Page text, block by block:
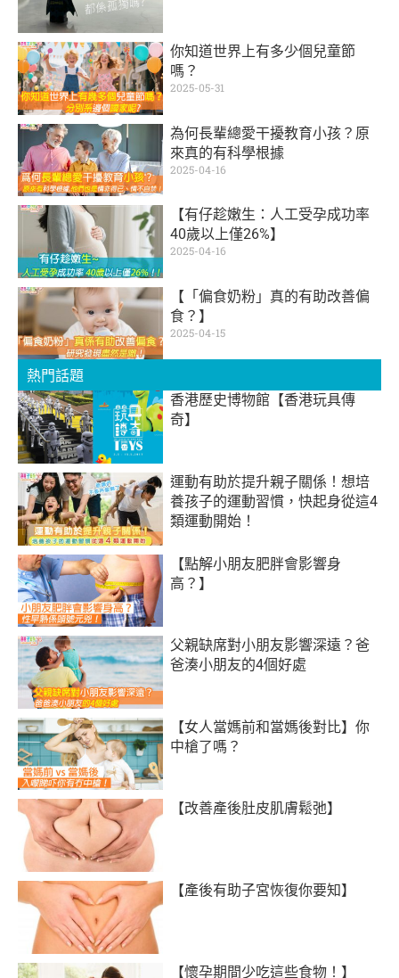
你知道世界上有多少個兒童節
嗎？
2025-05-31
為何長輩總愛干擾教育小孩？原
來真的有科學根據
2025-04-16
【有仔趁嫩生：人工受孕成功率
40歲以上僅26%】
2025-04-16
【「偏食奶粉」真的有助改善偏
食？】
2025-04-15
熱門話題
香港歷史博物館【香港玩具傳
奇】
運動有助於提升親子關係！想培
養孩子的運動習慣，快起身從這4
類運動開始！
【點解小朋友肥胖會影響身
高？】
父親缺席對小朋友影響深遠？爸
爸湊小朋友的4個好處
【女人當媽前和當媽後對比】你
中槍了嗎？
【改善產後肚皮肌膚鬆弛】
【產後有助子宮恢復你要知】
【懷孕期間少吃這些食物！】